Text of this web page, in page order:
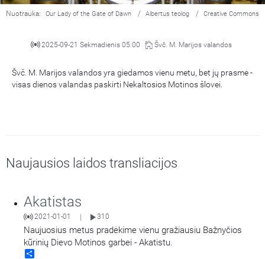
Nuotrauka: Our Lady of the Gate of Dawn / Albertus teolog / Creative Commons
2025-09-21 Sekmadienis 05:00 Švč. M. Marijos valandos
Švč. M. Marijos valandos yra giedamos vienu metu, bet jų prasmė -
visas dienos valandas paskirti Nekaltosios Motinos šlovei.
Naujausios laidos transliacijos
Akatistas
2021-01-01 310
Naujuosius metus pradėkime vienu gražiausiu Bažnyčios
kūrinių Dievo Motinos garbei - Akatistu.